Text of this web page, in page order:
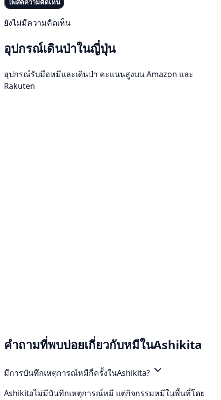
โพสต์ความคิดเห็น
ยังไม่มีความคิดเห็น
อุปกรณ์เดินป่าในญี่ปุ่น
อุปกรณ์รับมือหมีและเดินป่า คะแนนสูงบน Amazon และ
Rakuten
คำถามที่พบบ่อยเกี่ยวกับหมีในAshikita
มีการบันทึกเหตุการณ์หมีกี่ครั้งในAshikita?
Ashikitaไม่มีบันทึกเหตุการณ์หมี แต่กิจกรรมหมีในพื้นที่โดย